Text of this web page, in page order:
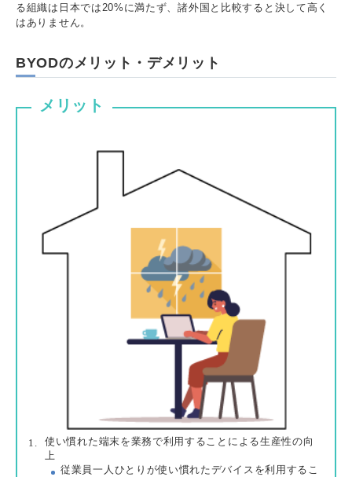
る組織は日本では20%に満たず、諸外国と比較すると決して高く
はありません。
BYODのメリット・デメリット
メリット
使い慣れた端末を業務で利用することによる生産性の向
上
従業員一人ひとりが使い慣れたデバイスを利用するこ